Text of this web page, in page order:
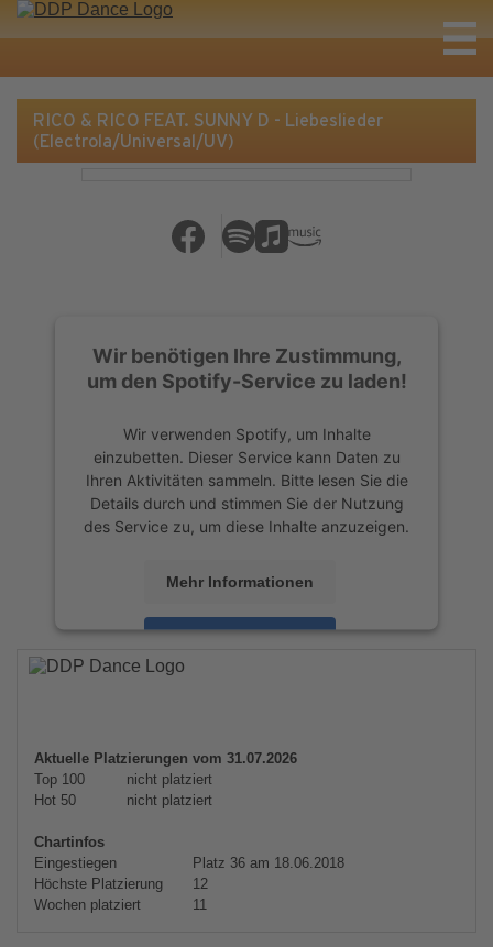
RICO & RICO FEAT. SUNNY D - Liebeslieder
(Electrola/Universal/UV)
Wir benötigen Ihre Zustimmung,
um den Spotify-Service zu laden!
Wir verwenden Spotify, um Inhalte
einzubetten. Dieser Service kann Daten zu
Ihren Aktivitäten sammeln. Bitte lesen Sie die
Details durch und stimmen Sie der Nutzung
des Service zu, um diese Inhalte anzuzeigen.
Mehr Informationen
Akzeptieren
powered by
Aktuelle Platzierungen vom 31.07.2026
Top 100
nicht platziert
Hot 50
nicht platziert
Chartinfos
Eingestiegen
Platz 36 am 18.06.2018
Höchste Platzierung
12
Wochen platziert
11